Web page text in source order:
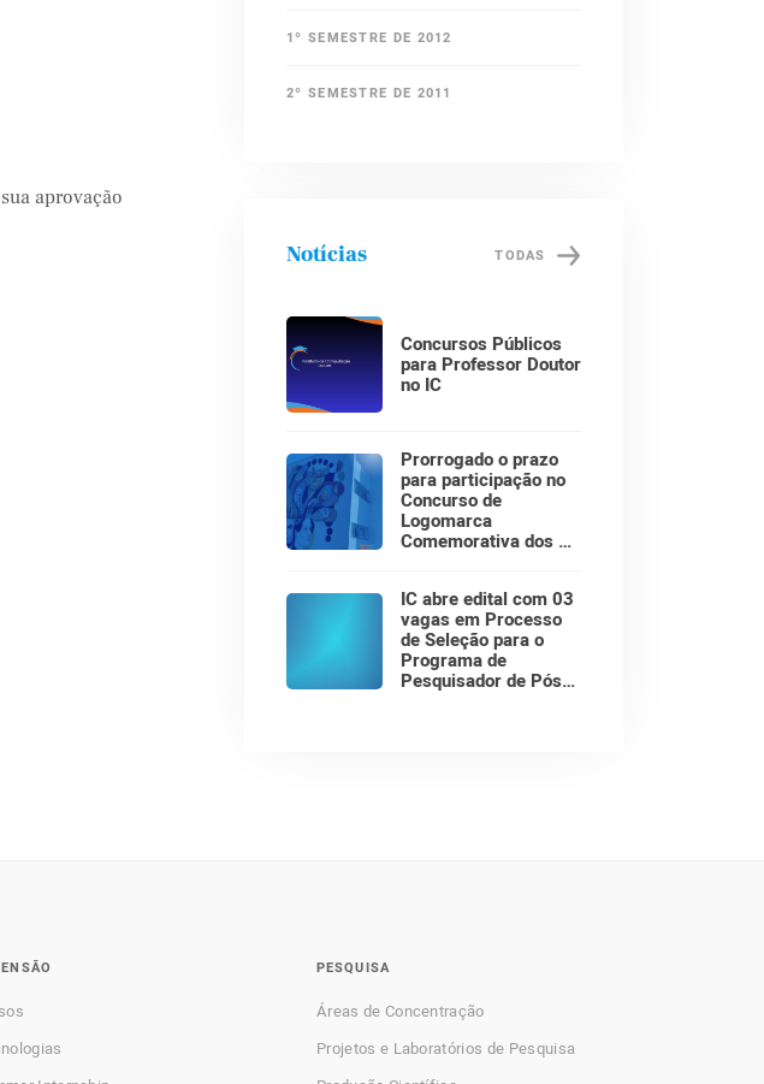
aprovação
1º SEMESTRE DE 2012
2º SEMESTRE DE 2011
Notícias TODAS
Concursos Públicos
para Professor Doutor
no IC
Prorrogado o prazo
para participação no
Concurso de
Logomarca
Comemorativa dos 30
IC abre edital com 03
vagas em Processo
de Seleção para o
Programa de
Pesquisador de Pós-
PESQUISA
Áreas de Concentração
Projetos e Laboratórios de Pesquisa